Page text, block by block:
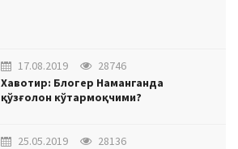
17.08.2019
28746
Хавотир: Блогер Наманганда
қўзғолон кўтармоқчими?
25.05.2019
28136